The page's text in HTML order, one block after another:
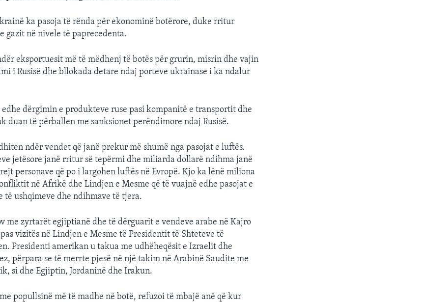
ka pasoja të rënda për ekonominë botërore, duke rritur
gazit në nivele të paprecedenta.
eksportuesit më të mëdhenj të botës për grurin, misrin dhe vajin
i Rusisë dhe bllokada detare ndaj porteve ukrainase i ka ndalur
dërgimin e produkteve ruse pasi kompanitë e transportit dhe
duan të përballen me sanksionet perëndimore ndaj Rusisë.
ndër vendet që janë prekur më shumë nga pasojat e luftës.
jetësore janë rritur së tepërmi dhe miliarda dollarë ndihma janë
personave që po i largohen luftës në Evropë. Kjo ka lënë miliona
në Afrikë dhe Lindjen e Mesme që të vuajnë edhe pasojat e
të ushqimeve dhe ndihmave të tjera.
me zyrtarët egjiptianë dhe të dërguarit e vendeve arabe në Kajro
vizitës në Lindjen e Mesme të Presidentit të Shteteve të
Presidenti amerikan u takua me udhëheqësit e Izraelit dhe
përpara se të merrte pjesë në një takim në Arabinë Saudite me
si dhe Egjiptin, Jordaninë dhe Irakun.
popullsinë më të madhe në botë, refuzoi të mbajë anë që kur